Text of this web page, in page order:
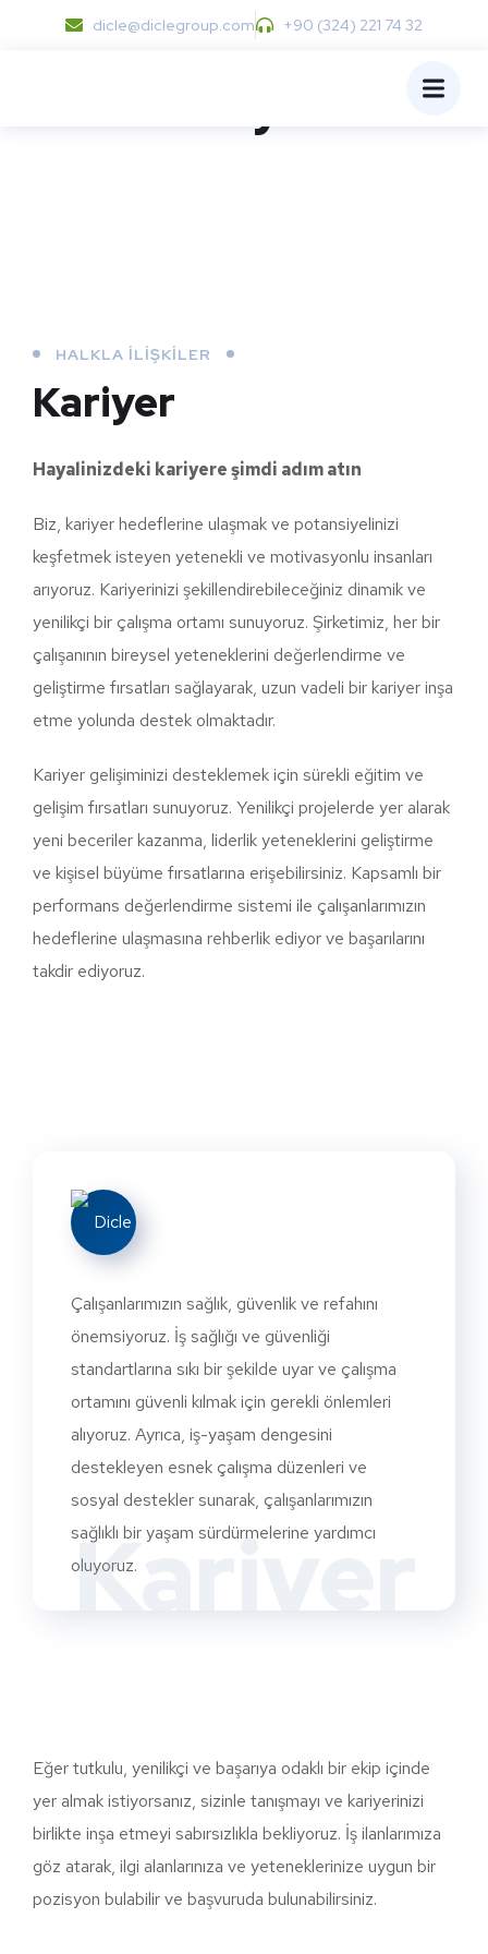
dicle@diclegroup.com +90 (324) 221 74 32
HALKLA İLIŞKILER
Kariyer
Hayalinizdeki kariyere şimdi adım atın
Biz, kariyer hedeflerine ulaşmak ve potansiyelinizi
keşfetmek isteyen yetenekli ve motivasyonlu insanları
arıyoruz. Kariyerinizi şekillendirebileceğiniz dinamik ve
yenilikçi bir çalışma ortamı sunuyoruz. Şirketimiz, her bir
çalışanının bireysel yeteneklerini değerlendirme ve
geliştirme fırsatları sağlayarak, uzun vadeli bir kariyer inşa
etme yolunda destek olmaktadır.
Kariyer gelişiminizi desteklemek için sürekli eğitim ve
gelişim fırsatları sunuyoruz. Yenilikçi projelerde yer alarak
yeni beceriler kazanma, liderlik yeteneklerini geliştirme
ve kişisel büyüme fırsatlarına erişebilirsiniz. Kapsamlı bir
performans değerlendirme sistemi ile çalışanlarımızın
hedeflerine ulaşmasına rehberlik ediyor ve başarılarını
takdir ediyoruz.
Kariyer
Çalışanlarımızın sağlık, güvenlik ve refahını
önemsiyoruz. İş sağlığı ve güvenliği
standartlarına sıkı bir şekilde uyar ve çalışma
ortamını güvenli kılmak için gerekli önlemleri
alıyoruz. Ayrıca, iş-yaşam dengesini
destekleyen esnek çalışma düzenleri ve
sosyal destekler sunarak, çalışanlarımızın
sağlıklı bir yaşam sürdürmelerine yardımcı
oluyoruz.
Eğer tutkulu, yenilikçi ve başarıya odaklı bir ekip içinde
yer almak istiyorsanız, sizinle tanışmayı ve kariyerinizi
birlikte inşa etmeyi sabırsızlıkla bekliyoruz. İş ilanlarımıza
göz atarak, ilgi alanlarınıza ve yeteneklerinize uygun bir
pozisyon bulabilir ve başvuruda bulunabilirsiniz.